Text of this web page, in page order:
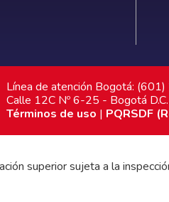
Línea de atención Bogotá:
Calle 12C Nº 6-25 - Bogotá
Términos de uso | PQRSDF
superior sujeta a la